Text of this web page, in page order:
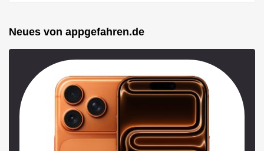
Neues von appgefahren.de